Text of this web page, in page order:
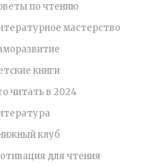
по чтению
мастерство
книги
читать в 2024
клуб
для чтения